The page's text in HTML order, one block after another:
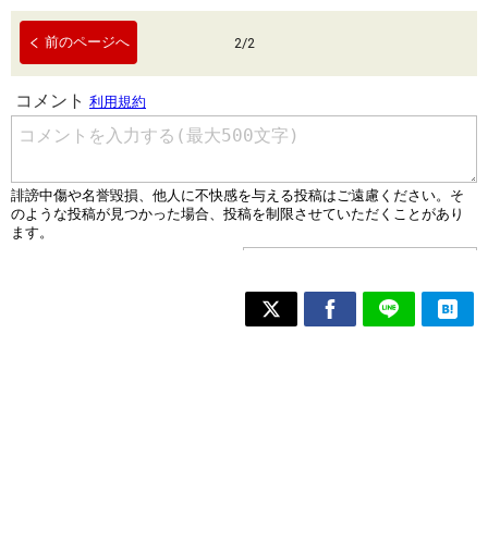
前のページへ 2/2